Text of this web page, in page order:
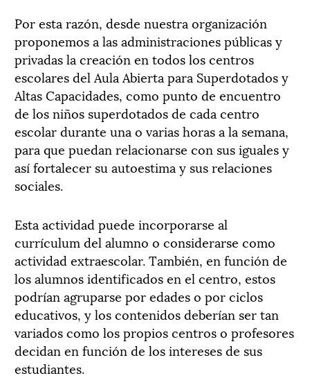
Por esta razón, desde nuestra organización
proponemos a las administraciones públicas y
privadas la creación en todos los centros
escolares del Aula Abierta para Superdotados y
Altas Capacidades, como punto de encuentro
de los niños superdotados de cada centro
escolar durante una o varias horas a la semana,
para que puedan relacionarse con sus iguales y
así fortalecer su autoestima y sus relaciones
sociales.
Esta actividad puede incorporarse al
currículum del alumno o considerarse como
actividad extraescolar. También, en función de
los alumnos identificados en el centro, estos
podrían agruparse por edades o por ciclos
educativos, y los contenidos deberían ser tan
variados como los propios centros o profesores
decidan en función de los intereses de sus
estudiantes.